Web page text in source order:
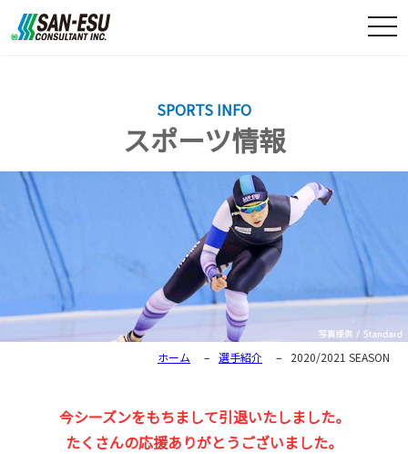
SPORTS INFO
スポーツ情報
ホーム – 選手紹介 – 2020/2021 SEASON
今シーズンをもちまして引退いたしました。
たくさんの応援ありがとうございました。